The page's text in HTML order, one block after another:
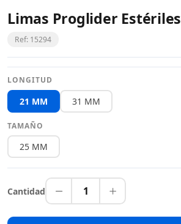
Limas Proglider Estériles
Ref: 15294
LONGITUD
21 MM 31 MM
TAMAÑO
25 MM
Cantidad 1